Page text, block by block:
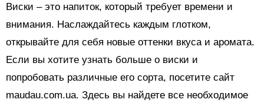
Виски – это напиток, который требует времени и
внимания. Наслаждайтесь каждым глотком,
открывайте для себя новые оттенки вкуса и аромата.
Если вы хотите узнать больше о виски и
попробовать различные его сорта, посетите сайт
maudau.com.ua. Здесь вы найдете все необходимое